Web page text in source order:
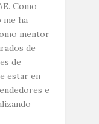
Como
me ha
mentor
de
de
estar en
e